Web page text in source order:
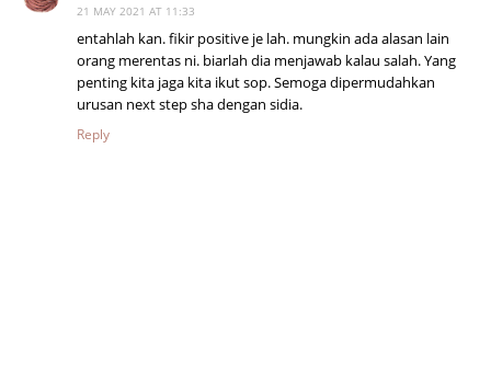
21 MAY 2021 AT 11:33
entahlah kan. fikir positive je lah. mungkin ada alasan lain
orang merentas ni. biarlah dia menjawab kalau salah. Yang
penting kita jaga kita ikut sop. Semoga dipermudahkan
urusan next step sha dengan sidia.
Reply